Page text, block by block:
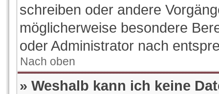
schreiben oder andere
möglicherweise besondere
oder Administrator nach
Nach oben
» Weshalb kann ich keine